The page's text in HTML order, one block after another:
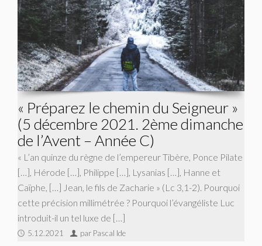
« Préparez le chemin du Seigneur »
(5 décembre 2021. 2ème dimanche
de l’Avent – Année C)
« L’an quinze du règne de l’empereur Tibère, Ponce Pilate
[…], Hérode […], Philippe […], Lysanias […], Hanne et
Caïphe, […] Jean, le fils de Zacharie » (Lc 3,1-2). Pourquoi
cette précision millimétrée ? Pourquoi l’évangéliste Luc
introduit-il un tel luxe de […]
5.12.2021 par Pascal Ide